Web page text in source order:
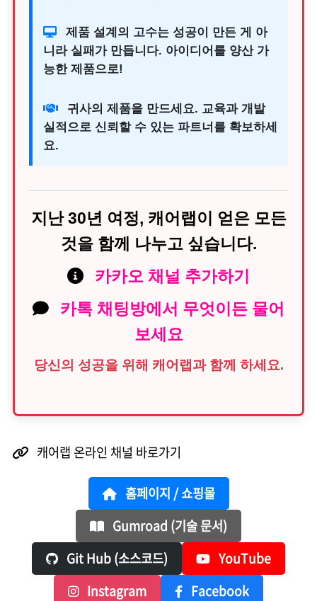
제품 설계의 고수는 성공이 만든 게 아
니라 실패가 만듭니다. 아이디어를 양산 가
능한 제품으로!
귀사의 제품을 만드세요. 교육과 개발
실적으로 신뢰할 수 있는 파트너를 확보하세
요.
지난 30년 여정, 캐어랩이 얻은 모든
것을 함께 나누고 싶습니다.
카카오 채널 추가하기
카톡 채팅방에서 무엇이든 물어
보세요
당신의 성공을 위해 캐어랩과 함께 하세요.
캐어랩 온라인 채널 바로가기
홈페이지 / 쇼핑몰
Gumroad (기술 문서)
Git Hub (소스코드)
YouTube
Instagram
Facebook